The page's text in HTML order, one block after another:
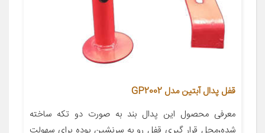
قفل پدال آبتین مدل GP2002
معرفی محصول این پدال بند به صورت دو تکه ساخته